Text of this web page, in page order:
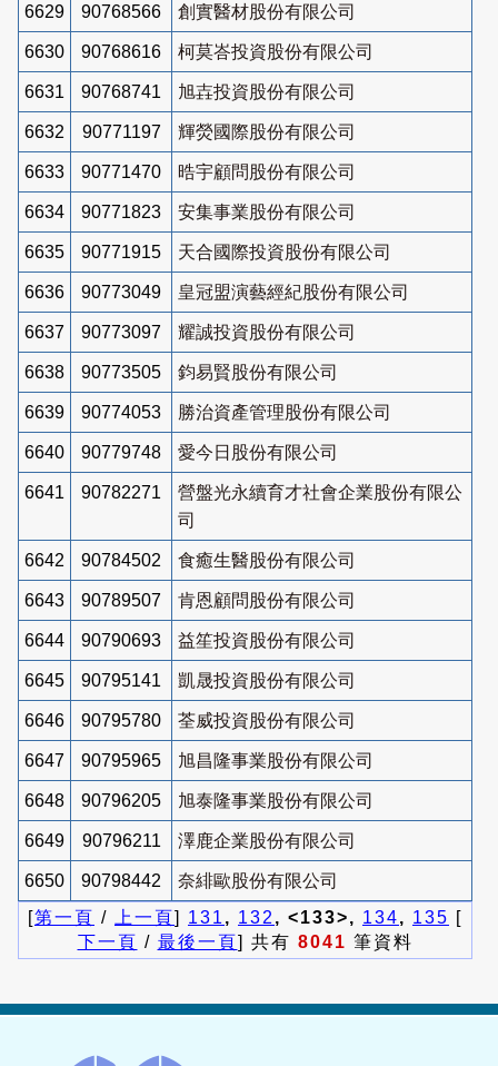
6629 90768566 創實醫材股份有限公司
6630 90768616 柯莫峇投資股份有限公司
6631 90768741 旭壵投資股份有限公司
6632 90771197 輝熒國際股份有限公司
6633 90771470 晧宇顧問股份有限公司
6634 90771823 安集事業股份有限公司
6635 90771915 天合國際投資股份有限公司
6636 90773049 皇冠盟演藝經紀股份有限公司
6637 90773097 耀誠投資股份有限公司
6638 90773505 鈞易賢股份有限公司
6639 90774053 勝治資產管理股份有限公司
6640 90779748 愛今日股份有限公司
6641 90782271
營盤光永續育才社會企業股份有限公
司
6642 90784502 食癒生醫股份有限公司
6643 90789507 肯恩顧問股份有限公司
6644 90790693 益笙投資股份有限公司
6645 90795141 凱晟投資股份有限公司
6646 90795780 荃威投資股份有限公司
6647 90795965 旭昌隆事業股份有限公司
6648 90796205 旭泰隆事業股份有限公司
6649 90796211 澤鹿企業股份有限公司
6650 90798442
奈緋歐股份有限公司
[第一頁 / 上一頁] 131 , 132 , <133>, 134, 135 [
下一頁 / 最後一頁] 共有 8041 筆資料